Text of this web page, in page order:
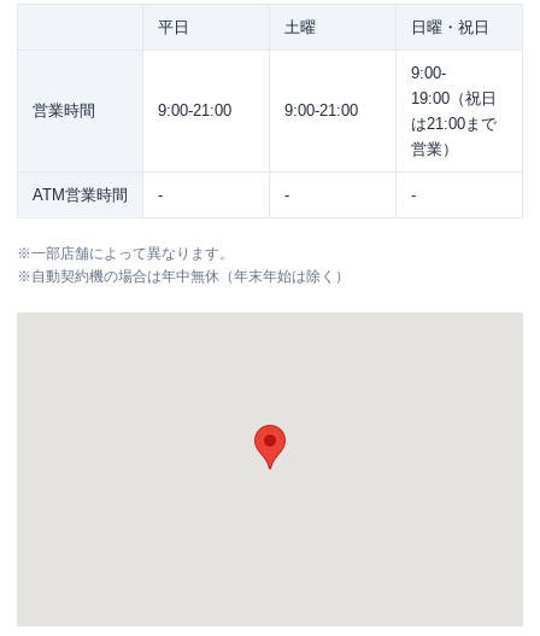
平日 土曜 日曜・祝日
営業時間 9:00-21:00 9:00-21:00
9:00-
19:00（祝日
は21:00まで
営業）
ATM営業時間 - - -
※一部店舗によって異なります。
※自動契約機の場合は年中無休（年末年始は除く）